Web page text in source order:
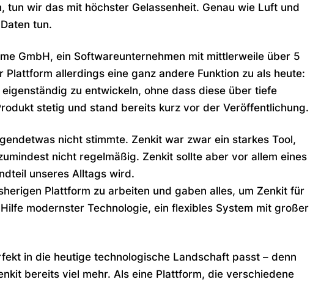
wir das mit höchster Gelassenheit. Genau wie Luft und
tun.
GmbH, ein Softwareunternehmen mit mittlerweile über 5
allerdings eine ganz andere Funktion zu als heute:
zu entwickeln, ohne dass diese über tiefe
stetig und stand bereits kurz vor der Veröffentlichung.
nicht stimmte. Zenkit war zwar ein starkes Tool,
nicht regelmäßig. Zenkit sollte aber vor allem eines
unseres Alltags wird.
Plattform zu arbeiten und gaben alles, um Zenkit für
modernster Technologie, ein flexibles System mit großer
in die heutige technologische Landschaft passt – denn
bereits viel mehr. Als eine Plattform, die verschiedene